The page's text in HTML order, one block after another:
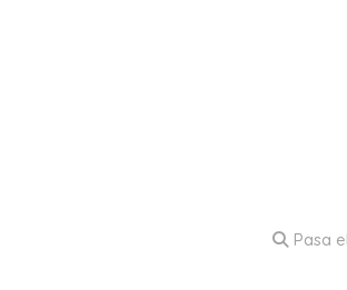
Pasa